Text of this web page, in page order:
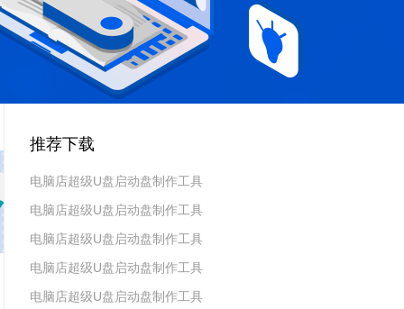
推荐下载
电脑店超级U盘启动盘制作工具
v7.5_2606
电脑店超级U盘启动盘制作工具
v7.5_2604
电脑店超级U盘启动盘制作工具
v7.5_2602
电脑店超级U盘启动盘制作工具
v7.5_2511
电脑店超级U盘启动盘制作工具